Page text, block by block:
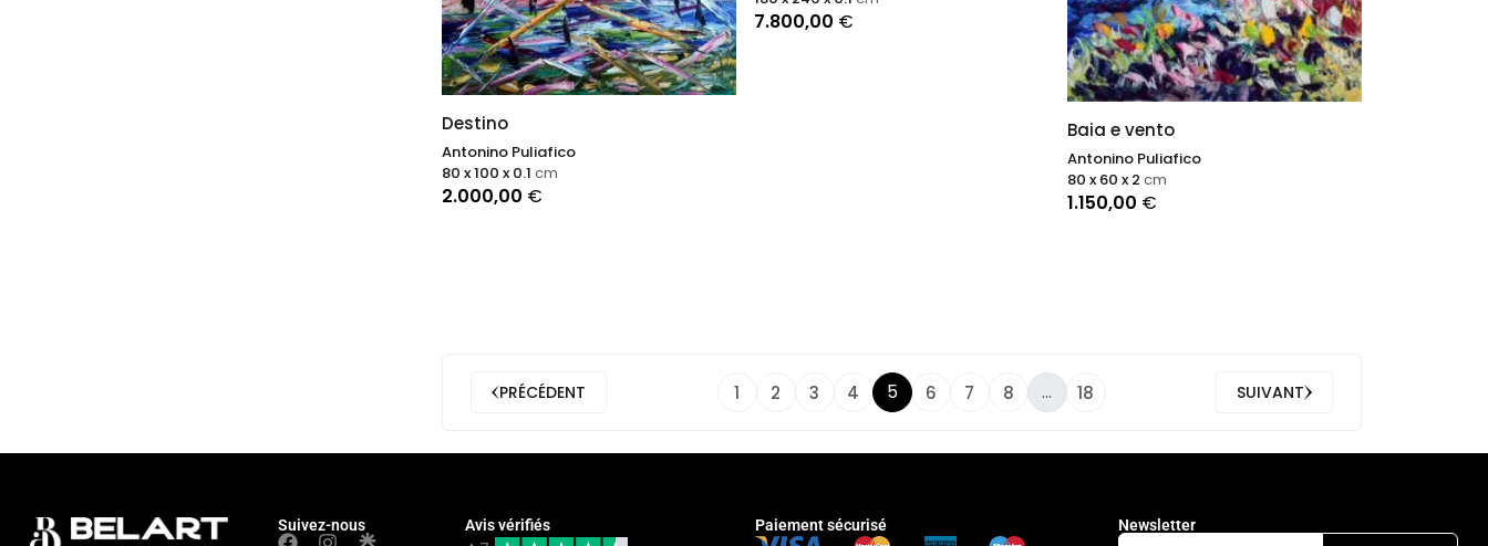
Destino
Antonino Puliafico
2.000,00 €
80 x 100 x 0.1 cm
7.800,00 €
Baia e vento
Antonino Puliafico
1.150,00 €
80 x 60 x 2 cm
PRÉCÉDENT 1 2 3 4 5 6 7 8 ... 18 SUIVANT
Suivez-nous Avis vérifiés Paiement sécurisé Newsletter